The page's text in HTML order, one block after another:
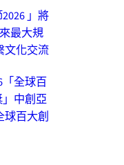
2026 」將
最大規
文化交流
「全球百
中創亞
球百大創